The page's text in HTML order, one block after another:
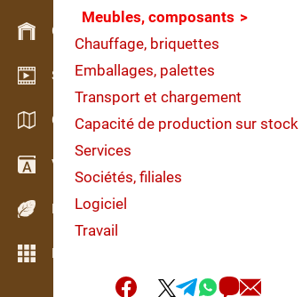
Gestion du stock
Schowroom vidéo
Catalogues / Brochures
Vocabulaire
Espèces de bois
Plus de fonctions
Meubles, composants
Chauffage, briquettes
Emballages, palettes
Transport et chargement
Capacité de production sur stock
Services
Sociétés, filiales
Logiciel
Travail